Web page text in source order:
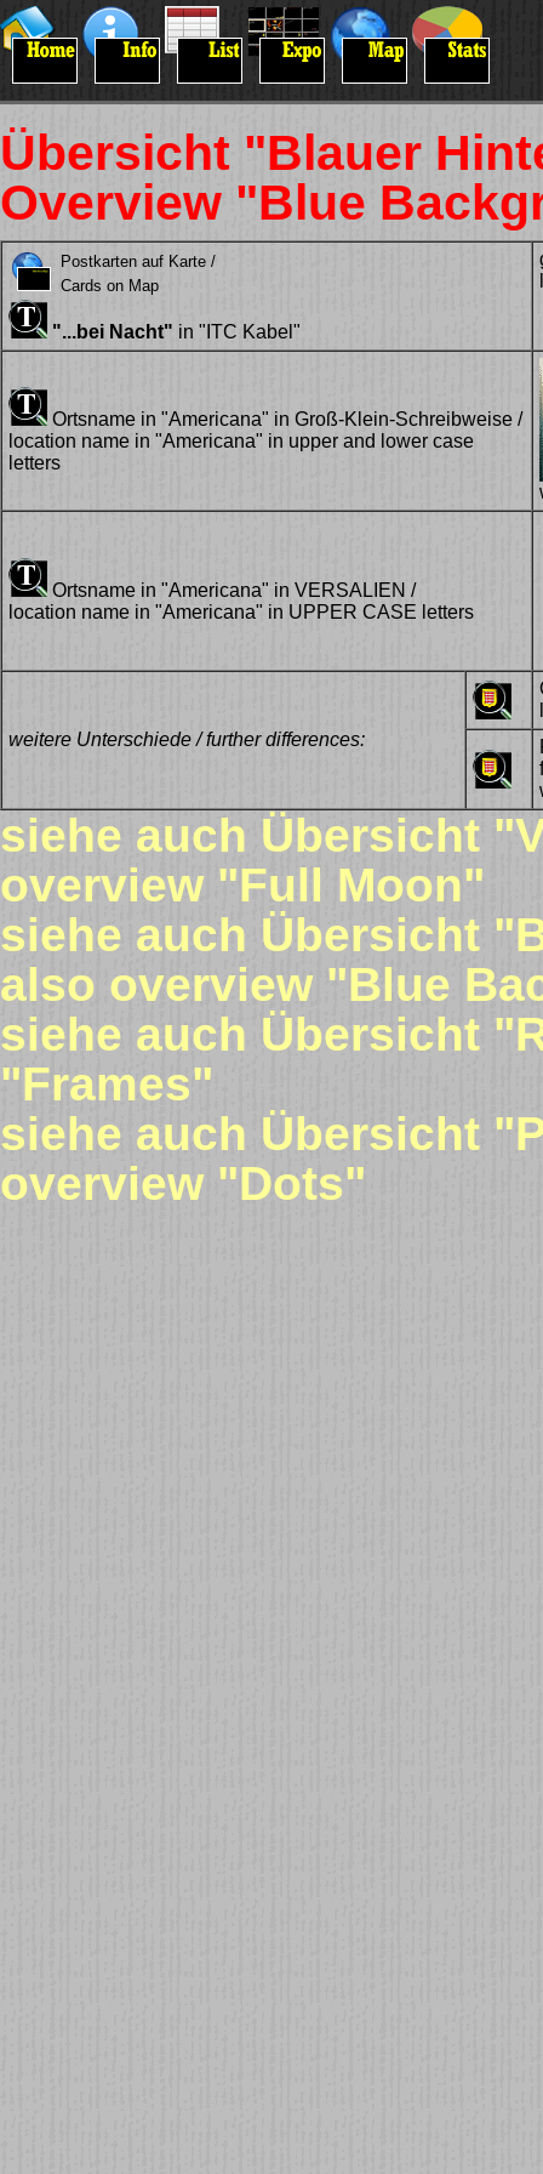
Übersicht "Blauer
Overview "Blue
Postkarten auf Karte /
Cards on Map
"...bei Nacht" in "ITC Kabel"
Ortsname in "Americana" in Groß-Klein-Schreibweise /
location name in "Americana" in upper and lower case
letters
Ortsname in "Americana" in VERSALIEN /
location name in "Americana" in UPPER CASE letters
weitere Unterschiede / further differences:
siehe auch Übersicht
overview "Full Moon"
siehe auch Übersicht
also overview "Blue
siehe auch Übersicht
"Frames"
siehe auch Übersicht
overview "Dots"